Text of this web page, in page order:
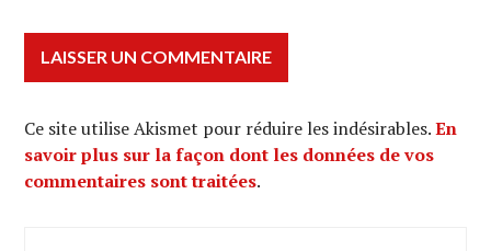
Ce site utilise Akismet pour réduire les indésirables.En
savoir plus sur la façon dont les données de vos
commentaires sont traitées.